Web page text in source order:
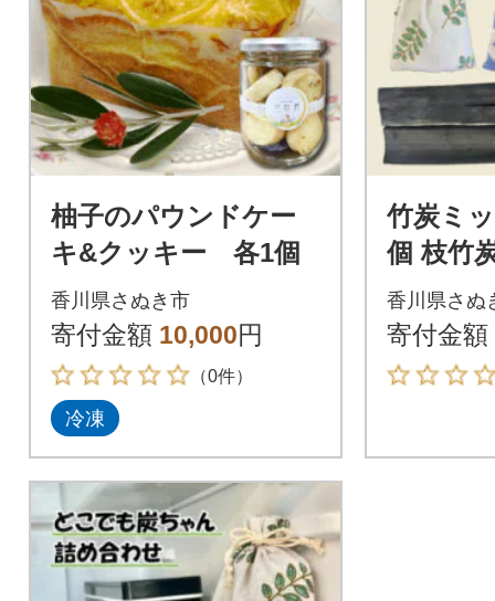
柚子のパウンドケー
キ&クッキー 各1個
香川県さぬき市
寄付金額 10,000円
（0件）
冷凍
竹炭ミ
個 枝竹
個)
香川県さぬ
寄付金額